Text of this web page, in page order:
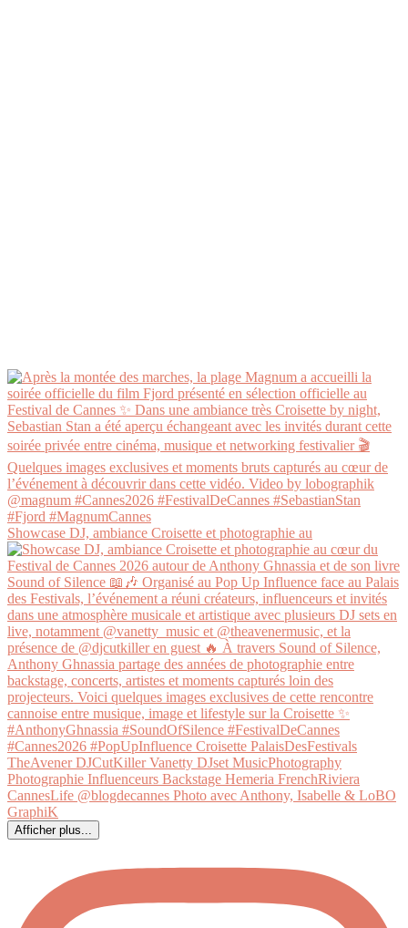
Showcase DJ, ambiance Croisette et photographie au
Afficher plus...